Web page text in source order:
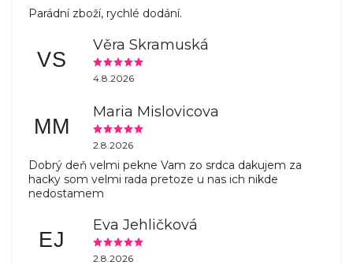
Parádní zboží, rychlé dodání.
VS
Věra Skramuská
4.8.2026
MM
Maria Mislovicova
2.8.2026
Dobrý deň velmi pekne Vam zo srdca dakujem za
hacky som velmi rada pretoze u nas ich nikde
nedostamem
EJ
Eva Jehličková
2.8.2026